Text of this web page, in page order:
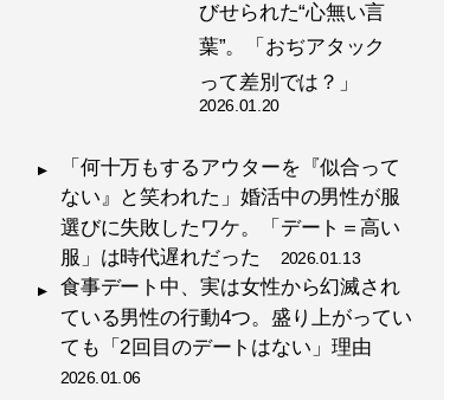
びせられた“心無い言
葉”。「おぢアタック
って差別では？」
2026.01.20
「何十万もするアウターを『似合って
ない』と笑われた」婚活中の男性が服
選びに失敗したワケ。「デート＝高い
服」は時代遅れだった 2026.01.13
食事デート中、実は女性から幻滅され
ている男性の行動4つ。盛り上がってい
ても「2回目のデートはない」理由
2026.01.06